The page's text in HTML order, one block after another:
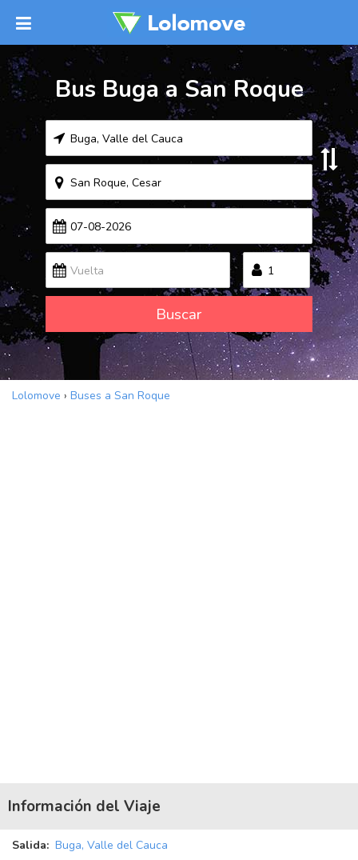
Bus Buga a San Roque
Buscar
Lolomove › Buses a San Roque
Información del Viaje
Salida: Buga, Valle del Cauca